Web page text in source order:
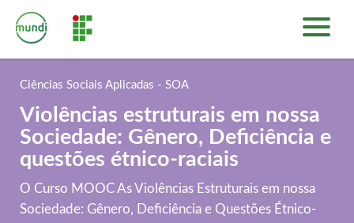
PLATAFORMA DE CURSOS
ENTRAR
Ciências Sociais Aplicadas - SOA
Violências estruturais em nossa
Sociedade: Gênero, Deficiência e
questões étnico-raciais
O Curso MOOC As Violências Estruturais em nossa
Sociedade: Gênero, Deficiência e Questões Étnico-